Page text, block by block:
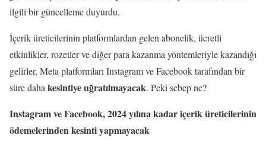
ilgili bir güncelleme duyurdu.
İçerik üreticilerinin platformlardan gelen abonelik, ücretli
etkinlikler, rozetler ve diğer para kazanma yöntemleriyle kazandığı
gelirler, Meta platformları Instagram ve Facebook tarafından bir
süre daha kesintiye uğratılmayacak. Peki sebep ne?
Instagram ve Facebook, 2024 yılına kadar içerik üreticilerinin
ödemelerinden kesinti yapmayacak